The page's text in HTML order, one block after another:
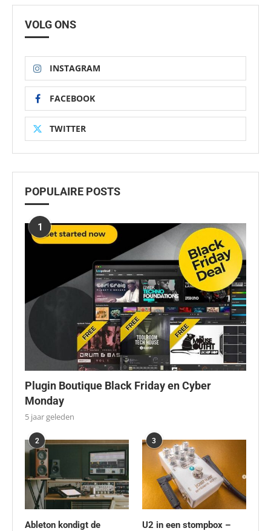
VOLG ONS
INSTAGRAM
FACEBOOK
TWITTER
POPULAIRE POSTS
1
Plugin Boutique Black Friday en Cyber
Monday
5 jaar geleden
2
Ableton kondigt de
3
U2 in een stompbox –